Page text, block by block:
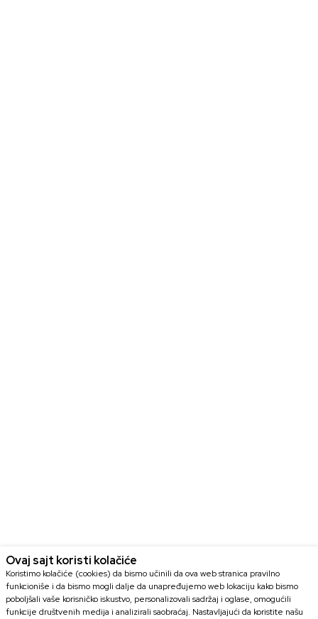
Ovaj sajt koristi kolačiće
Koristimo kolačiće (cookies) da bismo učinili da ova web stranica pravilno
funkcioniše i da bismo mogli dalje da unapređujemo web lokaciju kako bismo
poboljšali vaše korisničko iskustvo, personalizovali sadržaj i oglase, omogućili
funkcije društvenih medija i analizirali saobraćaj. Nastavljajući da koristite našu